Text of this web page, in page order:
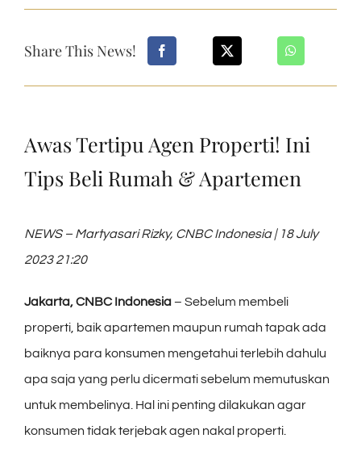
Share This News!
Awas Tertipu Agen Properti! Ini
Tips Beli Rumah & Apartemen
NEWS – Martyasari Rizky, CNBC Indonesia | 18 July
2023 21:20
Jakarta, CNBC Indonesia– Sebelum membeli
properti, baik apartemen maupun rumah tapak ada
baiknya para konsumen mengetahui terlebih dahulu
apa saja yang perlu dicermati sebelum memutuskan
untuk membelinya. Hal ini penting dilakukan agar
konsumen tidak terjebak agen nakal properti.